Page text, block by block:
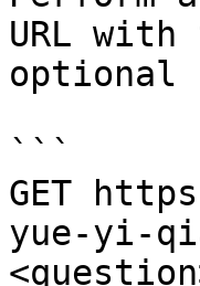
URL
optional
```
GET
yue-yi-